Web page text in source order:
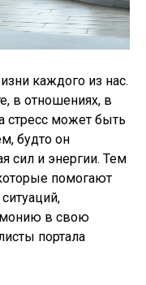
каждого из нас.
в отношениях, в
стресс может быть
будто он
сил и энергии. Тем
помогают
в свою
портала